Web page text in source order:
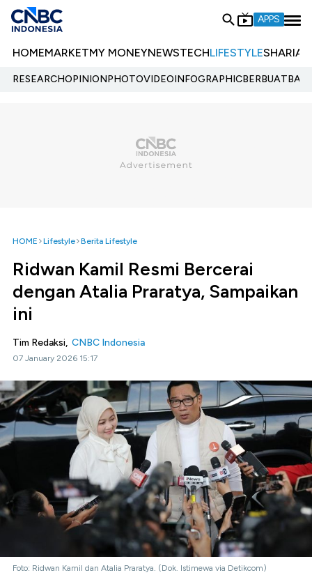
APPS
HOMEMARKETMY MONEYNEWSTECHLIFESTYLESHARIA
RESEARCHOPINIONPHOTOVIDEOINFOGRAPHIC
HOME Lifestyle Berita Lifestyle
Ridwan Kamil Resmi Bercerai
dengan Atalia Praratya, Sampaikan
ini
Tim Redaksi, CNBC Indonesia
07 January 2026 15:17
Foto: Ridwan Kamil dan Atalia Praratya. (Dok. Istimewa via Detikcom)